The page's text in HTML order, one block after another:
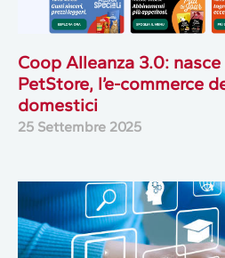
Coop Alleanza 3.0:
PetStore, l’e-commerce
domestici
25 Settembre 2025